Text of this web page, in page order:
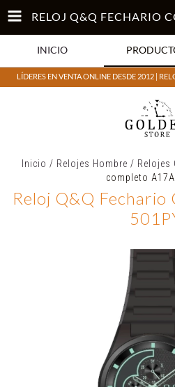
INICIO
LÍDERES EN VENTA ONLINE DESDE 2012 |
Inicio / Relojes Hombre / Relojes
completo
Reloj Q&Q Fechario